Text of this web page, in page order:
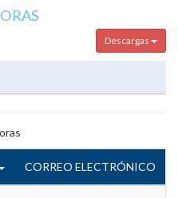
Descargas
CORREO ELECTRÓNICO